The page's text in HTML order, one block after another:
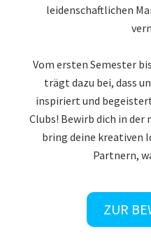
leidenschaftlichen
Vom ersten Semester
trägt dazu bei, dass
inspiriert und
Clubs! Bewirb dich in der
bring deine kreativen
Partnern,
ZUR